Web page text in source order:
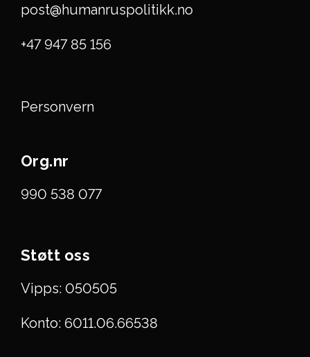
post@humanruspolitikk.no
+47 947 85 156
Personvern
Org.nr
990 538 077
Støtt oss
Vipps: 050505
Konto: 6011.06.66538